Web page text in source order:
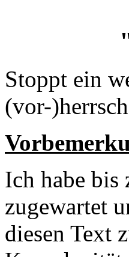
Stoppt ein
(vor-
Ich habe
zugewartet
diesen Text